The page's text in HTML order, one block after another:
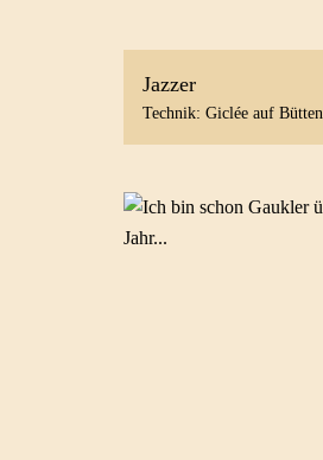
Jazzer
Technik: Giclée auf Bütten